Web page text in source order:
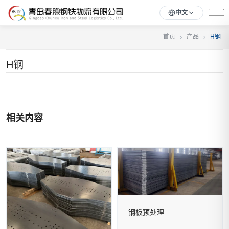
中文
首页 产品 H钢
H钢
相关内容
钢板预处理